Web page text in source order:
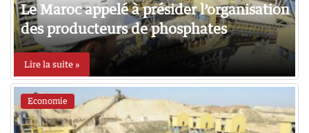
Le Maroc appelé à présider l’organisation
des producteurs de phosphates
Lire la suite »
Economie